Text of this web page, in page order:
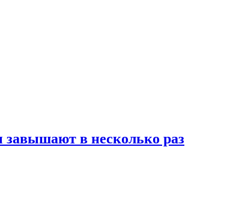
в несколько раз